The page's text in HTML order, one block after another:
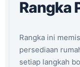
Rangka
Rangka ini
persediaan
setiap langkah